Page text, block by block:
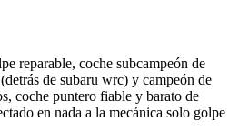
reparable, coche subcampeón de
de subaru wrc) y campeón de
coche puntero fiable y barato de
en nada a la mecánica solo golpe